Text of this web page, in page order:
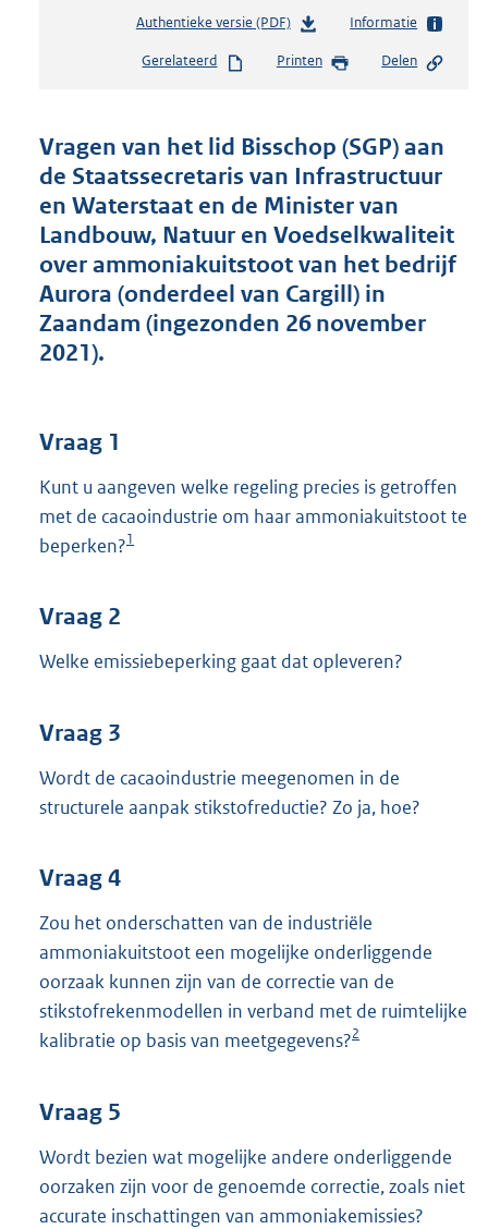
Authentieke versie (PDF)b
s
n
d
s
g
r
o
t
t
Informatie
Gerelateerd Printen Delen
Vragen van het lid Bisschop (SGP) aan
de Staatssecretaris van Infrastructuur
en Waterstaat en de Minister van
Landbouw, Natuur en Voedselkwaliteit
over ammoniakuitstoot van het bedrijf
Aurora (onderdeel van Cargill) in
Zaandam (ingezonden 26 november
2021).
Vraag 1
Kunt u aangeven welke regeling precies is getroffen
met de cacaoindustrie om haar ammoniakuitstoot te
beperken?1
Vraag 2
Welke emissiebeperking gaat dat opleveren?
Vraag 3
Wordt de cacaoindustrie meegenomen in de
structurele aanpak stikstofreductie? Zo ja, hoe?
Vraag 4
Zou het onderschatten van de industriële
ammoniakuitstoot een mogelijke onderliggende
oorzaak kunnen zijn van de correctie van de
stikstofrekenmodellen in verband met de ruimtelijke
kalibratie op basis van meetgegevens?2
Vraag 5
Wordt bezien wat mogelijke andere onderliggende
oorzaken zijn voor de genoemde correctie, zoals niet
accurate inschattingen van ammoniakemissies?